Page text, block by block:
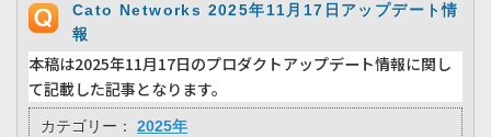
Cato Networks 2025年11月17日アップデート情
報
本稿は2025年11月17日のプロダクトアップデート情報に関し
て記載した記事となります。
カテゴリー： 2025年